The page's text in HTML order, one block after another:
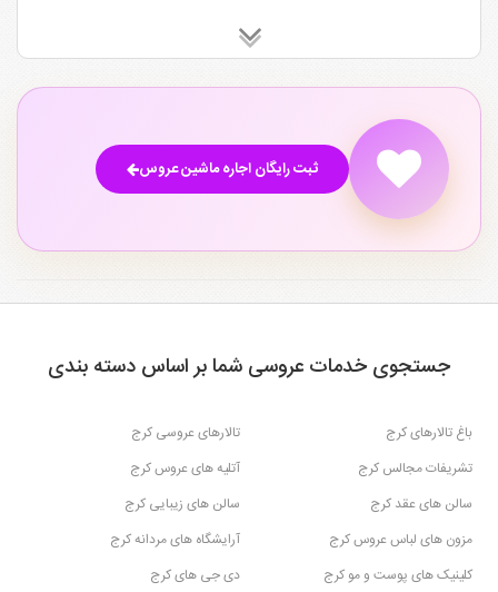
ثبت رایگان اجاره ماشین عروس
جستجوی خدمات عروسی شما بر اساس دسته بندی
باغ تالارهای کرج
تالارهای عروسی کرج
تشریفات مجالس کرج
آتلیه های عروس کرج
سالن های عقد کرج
سالن های زیبایی کرج
مزون های لباس عروس کرج
آرایشگاه های مردانه کرج
کلینیک های پوست و مو کرج
دی جی های کرج